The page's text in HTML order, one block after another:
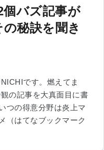
バズ記事が
秘訣を聞き
です。燃えてま
の記事を大真面目に書
つの得意分野は炎上マ
（はてなブックマーク